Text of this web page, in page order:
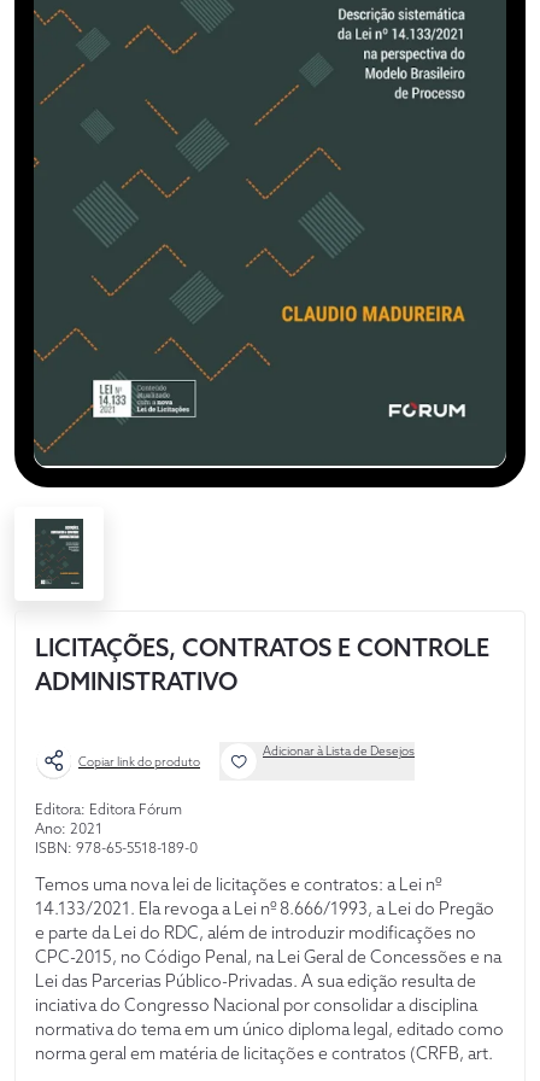
LICITAÇÕES, CONTRATOS E CONTROLE
ADMINISTRATIVO
Copiar link do produto
Adicionar à Lista de Desejos
Editora: Editora Fórum
Ano: 2021
ISBN: 978-65-5518-189-0
Temos uma nova lei de licitações e contratos: a Lei nº
14.133/2021. Ela revoga a Lei nº 8.666/1993, a Lei do Pregão
e parte da Lei do RDC, além de introduzir modificações no
CPC-2015, no Código Penal, na Lei Geral de Concessões e na
Lei das Parcerias Público-Privadas. A sua edição resulta de
inciativa do Congresso Nacional por consolidar a disciplina
normativa do tema em um único diploma legal, editado como
norma geral em matéria de licitações e contratos (CRFB, art.